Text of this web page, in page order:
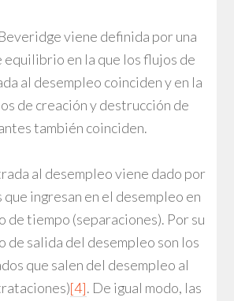
viene definida por una
equilibrio en la que los flujos de
al desempleo coinciden y en la
de creación y destrucción de
también coinciden.
al desempleo viene dado por
que ingresan en el desempleo en
de tiempo (separaciones). Por su
de salida del desempleo son los
que salen del desempleo al
[4]. De igual modo, las